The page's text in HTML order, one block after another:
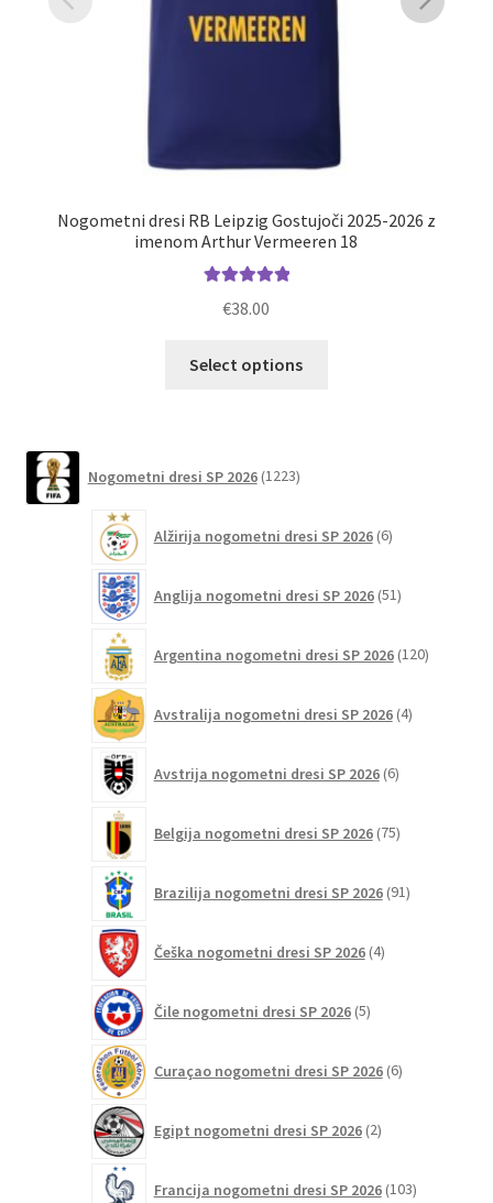
Nogometni dresi RB Leipzig Gostujoči 2025-2026 z
imenom Arthur Vermeeren 18
€38.00
Select options
izberete
strani
Nogometni dresi SP 2026 1223izdelkov
Alžirija nogometni dresi SP 2026 6izdelkov
Anglija nogometni dresi SP 2026 51izdelkov
Argentina nogometni dresi SP 2026 120izdelkov
Avstralija nogometni dresi SP 2026 4izdelki
Avstrija nogometni dresi SP 2026 6izdelkov
Belgija nogometni dresi SP 2026 75izdelkov
Brazilija nogometni dresi SP 2026 91izdelkov
Češka nogometni dresi SP 2026 4izdelki
Čile nogometni dresi SP 2026 5izdelkov
Curaçao nogometni dresi SP 2026 6izdelkov
Egipt nogometni dresi SP 2026 2izdelka
Francija nogometni dresi SP 2026 103izdelki